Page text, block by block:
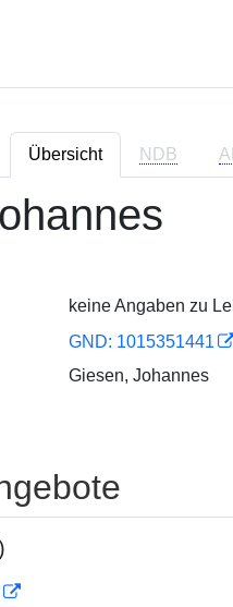
Übersicht NDB
keine Angaben zu
GND: 1015351441
Giesen, Johannes